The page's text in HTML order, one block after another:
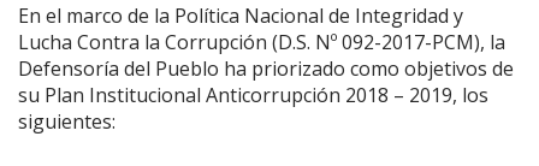
En el marco de la Política Nacional de Integridad y
Lucha Contra la Corrupción (D.S. Nº 092-2017-PCM), la
Defensoría del Pueblo ha priorizado como objetivos de
su Plan Institucional Anticorrupción 2018 – 2019, los
siguientes: